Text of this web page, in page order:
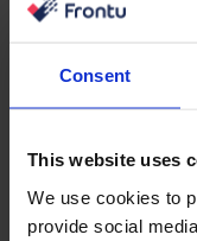
Consent
This website uses
We use cookies to
provide social